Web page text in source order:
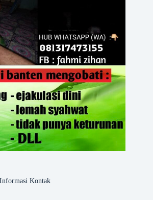
Informasi Kontak